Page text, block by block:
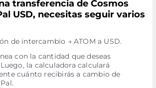
transferencia de Cosmos
USD, necesitas seguir varios
de intercambio → ATOM a USD.
con la cantidad que deseas
la calculadora calculará
cuánto recibirás a cambio de